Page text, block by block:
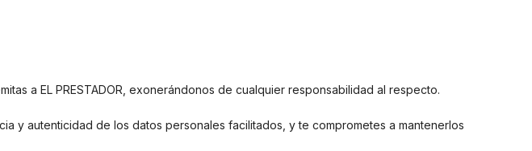
a EL PRESTADOR, exonerándonos de cualquier responsabilidad al respecto.
y autenticidad de los datos personales facilitados, y te comprometes a mantenerlos